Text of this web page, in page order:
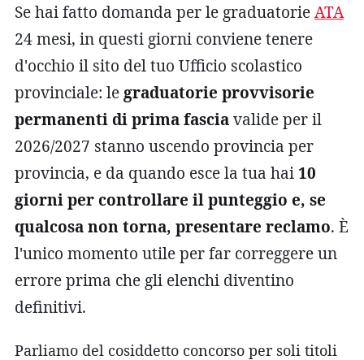
Se hai fatto domanda per le graduatorieATA
24 mesi, in questi giorni conviene tenere
d'occhio il sito del tuo Ufficio scolastico
provinciale: le graduatorie provvisorie
permanenti di prima fasciavalide per il
2026/2027 stanno uscendo provincia per
provincia, e da quando esce la tua hai 10
giorni per controllare il punteggio e, se
qualcosa non torna, presentare reclamo. È
l'unico momento utile per far correggere un
errore prima che gli elenchi diventino
definitivi.
Parliamo del cosiddetto concorso per soli titoli